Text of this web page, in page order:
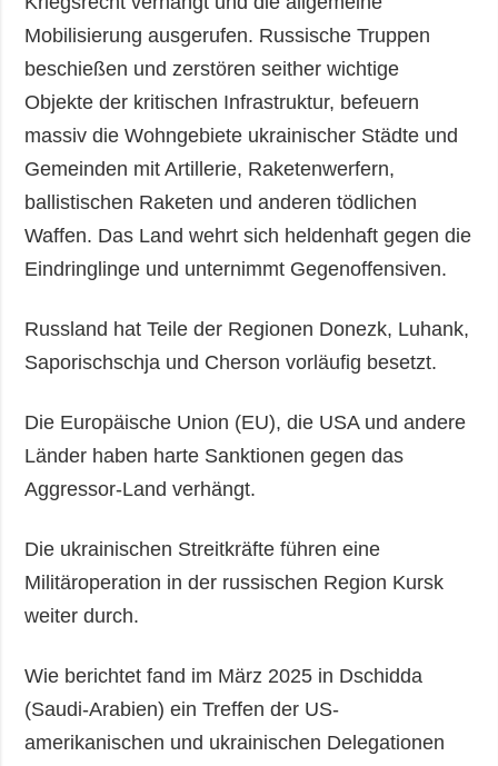
Mobilisierung ausgerufen. Russische Truppen
beschießen und zerstören seither wichtige
Objekte der kritischen Infrastruktur, befeuern
massiv die Wohngebiete ukrainischer Städte und
Gemeinden mit Artillerie, Raketenwerfern,
ballistischen Raketen und anderen tödlichen
Waffen. Das Land wehrt sich heldenhaft gegen die
Eindringlinge und unternimmt Gegenoffensiven.
Russland hat Teile der Regionen Donezk, Luhank,
Saporischschja und Cherson vorläufig besetzt.
Die Europäische Union (EU), die USA und andere
Länder haben harte Sanktionen gegen das
Aggressor-Land verhängt.
Die ukrainischen Streitkräfte führen eine
Militäroperation in der russischen Region Kursk
weiter durch.
Wie berichtet fand im März 2025 in Dschidda
(Saudi-Arabien) ein Treffen der US-
amerikanischen und ukrainischen Delegationen